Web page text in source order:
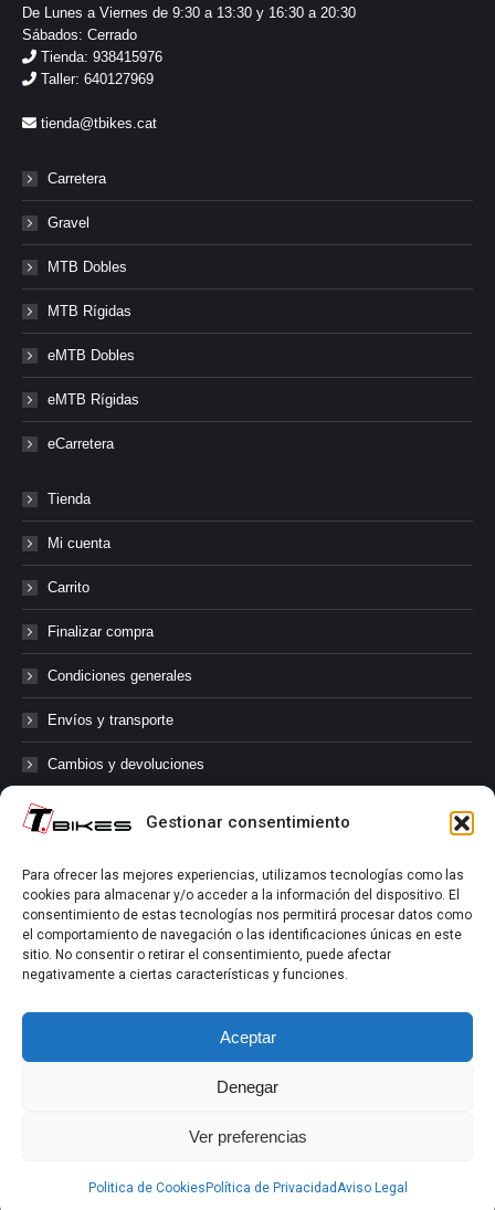
Gestionar consentimiento
Para ofrecer las mejores experiencias, utilizamos tecnologías como las
cookies para almacenar y/o acceder a la información del dispositivo. El
consentimiento de estas tecnologías nos permitirá procesar datos como
el comportamiento de navegación o las identificaciones únicas en este
sitio. No consentir o retirar el consentimiento, puede afectar
negativamente a ciertas características y funciones.
Aceptar
Denegar
Ver preferencias
Politica de Cookies Política de PrivacidadAviso Legal
De Lunes a Viernes de 9:30 a 13:30 y 16:30 a 20:30
Sábados: Cerrado
Tienda: 938415976
Taller: 640127969
tienda@tbikes.cat
Carretera
Gravel
MTB Dobles
MTB Rígidas
eMTB Dobles
eMTB Rígidas
eCarretera
Tienda
Mi cuenta
Carrito
Finalizar compra
Condiciones generales
Envíos y transporte
Cambios y devoluciones
@tbikes.cat #tbikes
Síguenos en las redes sociales de Tbikes, mantente informado de
nuestras novedades, productos, salidas en grupo, ofertas, sorteos ...
y muchos más!
2022-2026 ©